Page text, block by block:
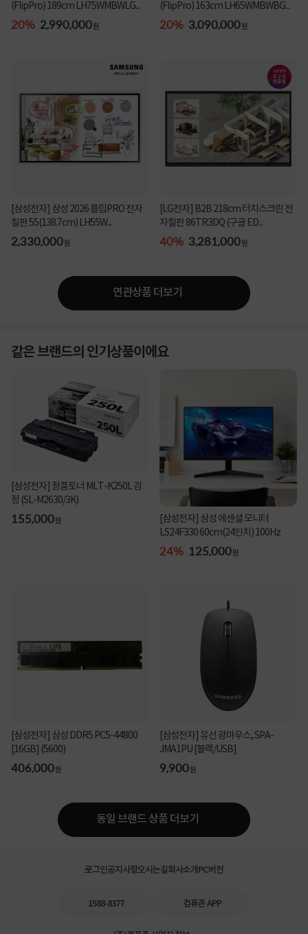
(FlipPro) 189cm LH75WMBWLG...
20% 2,990,000원
(FlipPro) 163cm LH65WMBWBG...
20% 3,090,000원
[삼성전자] 삼성 2026 플립PRO 전자
칠판 55(138.7cm) LH55W...
2,330,000원
[LG전자] B2B 218cm 터치스크린 전
자칠판 86TR3DQ (구글 ED...
40% 3,281,000원
연관상품 더보기
같은 브랜드의 인기상품이에요
[삼성전자] 정품토너 MLT-K250L 검
정 (SL-M2630/3K)
155,000원
[삼성전자] 삼성 에센셜 모니터
LS24F330 60cm(24인치) 100Hz
24% 125,000원
[삼성전자] 삼성 DDR5 PC5-44800
[16GB] (5600)
406,000원
[삼성전자] 유선 광마우스, SPA-
JMA1PU [블랙/USB]
9,900원
동일 브랜드 상품 더보기
로그인공지사항오시는길회사소개PC버전
1588-8377 컴퓨존 APP